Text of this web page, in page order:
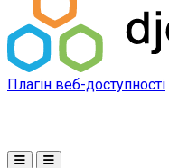
Плагін веб-доступності